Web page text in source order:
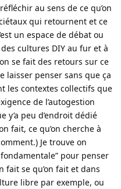
au sens de ce qu’on
qui retournent et ce
un espace de débat ou
des cultures DIY au fur et à
se fait des retours sur ce
laisser penser sans que ça
les contextes collectifs que
de l’autogestion
y’a peu d’endroit dédié
fait, ce qu’on cherche à
Je trouve on
pour penser
fait se qu’on fait et dans
libre par exemple, ou